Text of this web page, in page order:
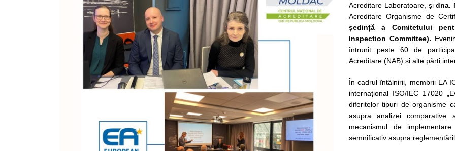
Acreditare Laboratoare, șidna.
Acreditare Organisme de
ședință a Comitetului
Inspection Committee).
întrunit peste 60 de
Acreditare (NAB) și alte părți
În cadrul întâlnirii, membrii EA
internațional ISO/IEC 17020
diferitelor tipuri de organisme
asupra analizei
mecanismul de
semnificativ asupra